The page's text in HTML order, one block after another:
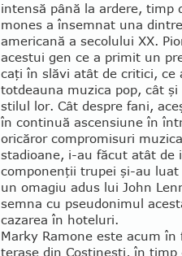
intensă până la ar­dere,
mones a însemnat una
americană a secolului XX.
acestui gen ce a primit un
caţi în slăvi atât de critici, ce
tot­dea­una muzica pop, cât
stilul lor. Cât des­pre fani,
în continuă ascen­siune în
oricăror compromisuri
stadioane, i-au făcut atât
componenţii trupei şi-au
un omagiu adus lui John
sem­na cu pseudonimul
cazarea în hoteluri.
Marky Ramone este acum
terase din Costineşti, în